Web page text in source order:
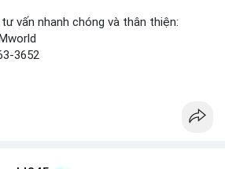
vấn nhanh chóng và thân thiện:
3652